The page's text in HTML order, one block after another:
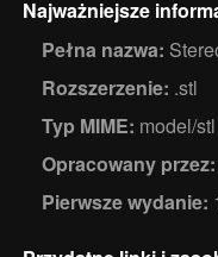
Najważniejsze
Pełna nazwa:
Rozszerzenie: .stl
Typ MIME: model/stl
Opracowany przez:
Pierwsze wydanie: